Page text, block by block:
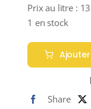
Prix au litre :
1 en stock
Share